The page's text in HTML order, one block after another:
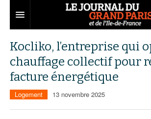
Territoires
Aménagement
Collectivités
Entreprises
Développement économique
Départements
Kocliko, l’entreprise qui
chauffage collectif pour
facture énergétique
Logement 13 novembre 2025